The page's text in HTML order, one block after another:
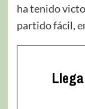
ha tenido
partido fácil,